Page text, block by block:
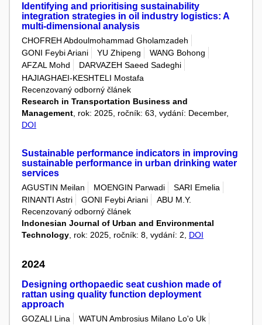
Identifying and prioritising sustainability
integration strategies in oil industry logistics: A
multi-dimensional analysis
CHOFREH Abdoulmohammad Gholamzadeh
GONI Feybi Ariani
YU Zhipeng
WANG Bohong
AFZAL Mohd
DARVAZEH Saeed Sadeghi
HAJIAGHAEI-KESHTELI Mostafa
Recenzovaný odborný článek
Research in Transportation Business and
Management , rok: 2025, ročník: 63, vydání: December,
DOI
Sustainable performance indicators in improving
sustainable performance in urban drinking water
services
AGUSTIN Meilan MOENGIN Parwadi
SARI Emelia
RINANTI Astri
GONI Feybi Ariani
ABU M.Y.
Recenzovaný odborný článek
Indonesian Journal of Urban and Environmental
Technology, rok: 2025, ročník: 8, vydání: 2, DOI
2024
Designing orthopaedic seat cushion made of
rattan using quality function deployment
approach
GOZALI Lina
WATUN Ambrosius Milano Lo'o Uk